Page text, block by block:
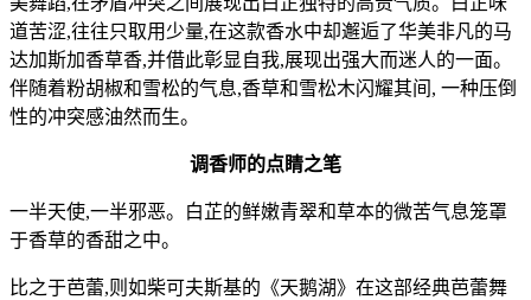
道苦涩,往往只取用少量,在这款香水中却邂逅了华美非凡的马
达加斯加香草香,并借此彰显自我,展现出强大而迷人的一面。
伴随着粉胡椒和雪松的气息,香草和雪松木闪耀其间, 一种压倒
性的冲突感油然而生。
调香师的点睛之笔
一半天使,一半邪恶。白芷的鲜嫩青翠和草本的微苦气息笼罩
于香草的香甜之中。
比之于芭蕾,则如柴可夫斯基的《天鹅湖》在这部经典芭蕾舞